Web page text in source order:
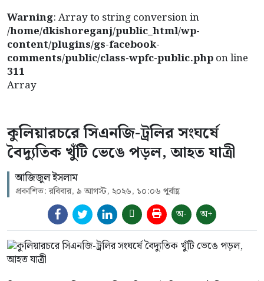
Warning: Array to string conversion in
/home/dkishoreganj/public_html/wp-
content/plugins/gs-facebook-
comments/public/class-wpfc-public.phpon line
311
Array
কুলিয়ারচরে সিএনজি-ট্রলির সংঘর্ষে
বৈদ্যুতিক খুঁটি ভেঙে পড়ল, আহত যাত্রী
আজিজুল ইসলাম
প্রকাশিত: রবিবার, ৯ আগস্ট, ২০২৬, ১০:০৬ পূর্বাহ্ণ
অ- অ+